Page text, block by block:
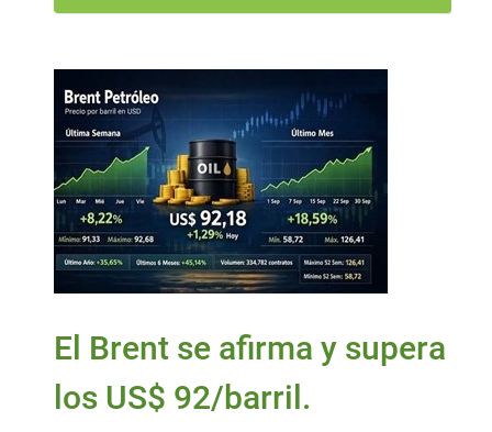
El Brent se afirma y supera
los US$ 92/barril.